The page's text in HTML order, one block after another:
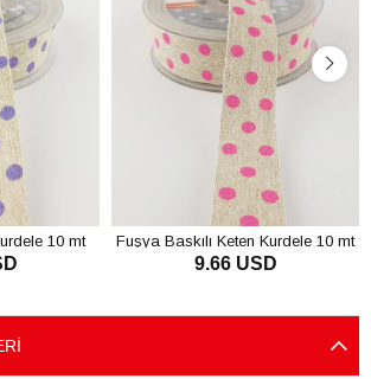
10 mt Fuşya Baskılı Keten Kurdele 10 mt
9.66 USD